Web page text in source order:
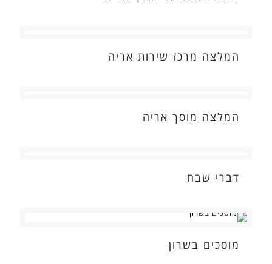
המלצה מרכז שירות אריה
המלצה מוסך אריה
דברי שבח
מוסכים בשרון